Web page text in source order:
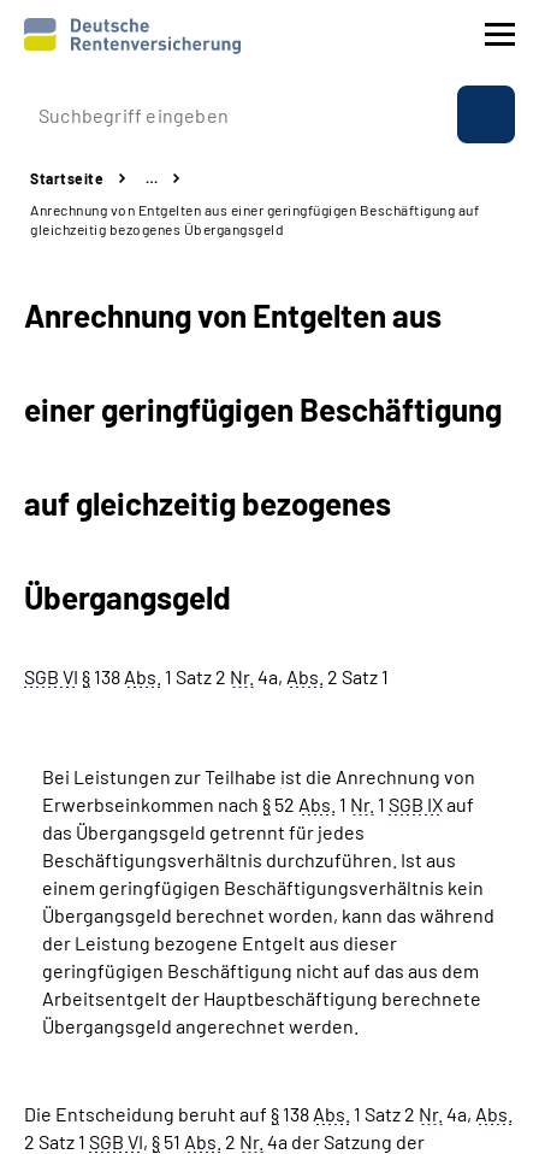
Prävention
Reha
Beratung & Kontakt
Experten
Suche
Leichte Sprache
Mein Kundenportal
Startseite
…
Anrechnung von Entgelten aus einer geringfügigen Beschäftigung auf
gleichzeitig bezogenes Übergangsgeld
Anrechnung von Entgelten aus
einer geringfügigen Beschäftigung
auf gleichzeitig bezogenes
Übergangsgeld
SGB VI § 138 Abs. 1 Satz 2 Nr. 4a, Abs. 2 Satz 1
Bei Leistungen zur Teilhabe ist die Anrechnung von
Erwerbseinkommen nach § 52 Abs. 1 Nr. 1 SGB IXauf
das Übergangsgeld getrennt für jedes
Beschäftigungsverhältnis durchzuführen. Ist aus
einem geringfügigen Beschäftigungsverhältnis kein
Übergangsgeld berechnet worden, kann das während
der Leistung bezogene Entgelt aus dieser
geringfügigen Beschäftigung nicht auf das aus dem
Arbeitsentgelt der Hauptbeschäftigung berechnete
Übergangsgeld angerechnet werden.
Die Entscheidung beruht auf § 138 Abs. 1 Satz 2 Nr. 4a, Abs.
2 Satz 1 SGB VI, § 51 Abs. 2 Nr. 4a der Satzung der